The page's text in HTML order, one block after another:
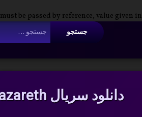
be passed by reference, value given in
جستجو
دانلود سریال Jesus of Nazareth